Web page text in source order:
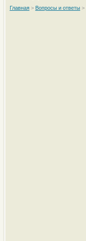
Главная> Вопросы и ответы>